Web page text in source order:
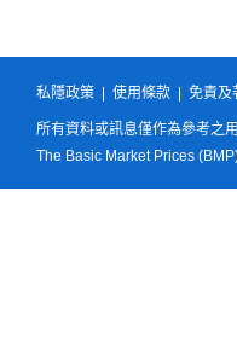
私隱政策 使用條款 免責及
所有資料或訊息僅作為參考之
The Basic Market Prices